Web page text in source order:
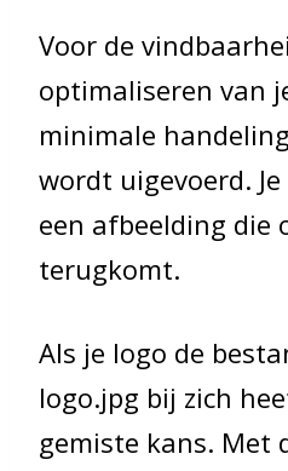
Voor de
optimaliseren van
minimale
wordt uigevoerd.
een afbeelding die
terugkomt.
Als je logo de
logo.jpg bij zich
gemiste kans. Met